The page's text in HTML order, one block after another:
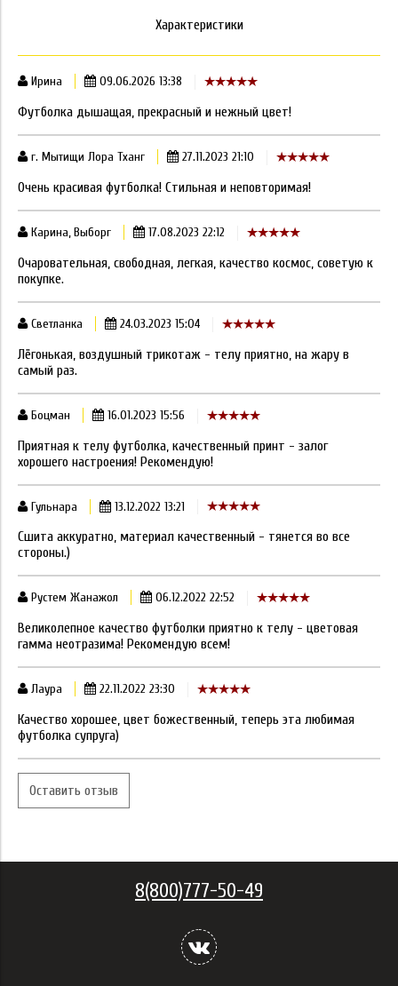
Характеристики
Ирина 09.06.2026 13:38
Футболка дышащая, прекрасный и нежный цвет!
г. Мытищи Лора Тханг 27.11.2023 21:10
Очень красивая футболка! Стильная и неповторимая!
Карина, Выборг 17.08.2023 22:12
Очаровательная, свободная, легкая, качество космос, советую к
покупке.
Светланка 24.03.2023 15:04
Лёгонькая, воздушный трикотаж - телу приятно, на жару в
самый раз.
Боцман 16.01.2023 15:56
Приятная к телу футболка, качественный принт - залог
хорошего настроения! Рекомендую!
Гульнара 13.12.2022 13:21
Сшита аккуратно, материал качественный - тянется во все
стороны.)
Рустем Жанажол 06.12.2022 22:52
Великолепное качество футболки приятно к телу - цветовая
гамма неотразима! Рекомендую всем!
Лаура 22.11.2022 23:30
Качество хорошее, цвет божественный, теперь эта любимая
футболка супруга)
Оставить отзыв
8(800)777-50-49